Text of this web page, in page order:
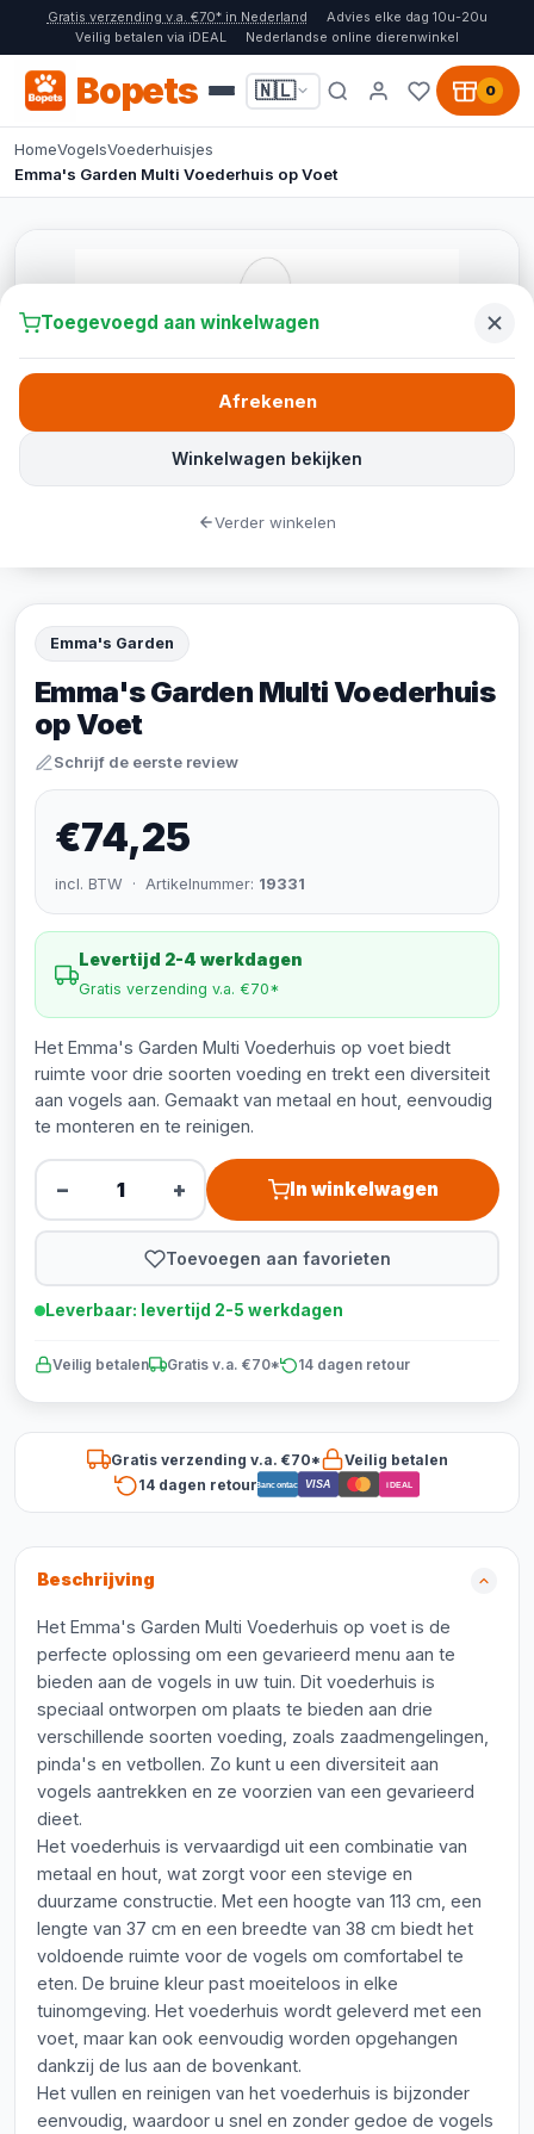
Gratis verzending v.a. €70* in Nederland
Advies elke dag 10u-20u
Veilig betalen via iDEAL
Nederlandse online dierenwinkel
Bopets 🇳🇱 0
HomeVogelsVoederhuisjes
Emma's Garden Multi Voederhuis op Voet
Emma's Garden
Emma's Garden Multi Voederhuis
op Voet
Schrijf de eerste review
€74,25
incl. BTW · Artikelnummer: 19331
Levertijd 2-4 werkdagen
Gratis verzending v.a. €70*
Het Emma's Garden Multi Voederhuis op voet biedt
ruimte voor drie soorten voeding en trekt een diversiteit
aan vogels aan. Gemaakt van metaal en hout, eenvoudig
te monteren en te reinigen.
− + In winkelwagen
Toevoegen aan favorieten
Leverbaar: levertijd 2-5 werkdagen
Veilig betalen Gratis v.a. €70* 14 dagen retour
Gratis verzending v.a. €70*
Veilig betalen
14 dagen retourBancontact VISA iDEAL
Beschrijving
Het Emma's Garden Multi Voederhuis op voet is de
perfecte oplossing om een gevarieerd menu aan te
bieden aan de vogels in uw tuin. Dit voederhuis is
speciaal ontworpen om plaats te bieden aan drie
verschillende soorten voeding, zoals zaadmengelingen,
pinda's en vetbollen. Zo kunt u een diversiteit aan
vogels aantrekken en ze voorzien van een gevarieerd
dieet.
Het voederhuis is vervaardigd uit een combinatie van
metaal en hout, wat zorgt voor een stevige en
duurzame constructie. Met een hoogte van 113 cm, een
lengte van 37 cm en een breedte van 38 cm biedt het
voldoende ruimte voor de vogels om comfortabel te
eten. De bruine kleur past moeiteloos in elke
tuinomgeving. Het voederhuis wordt geleverd met een
voet, maar kan ook eenvoudig worden opgehangen
dankzij de lus aan de bovenkant.
Het vullen en reinigen van het voederhuis is bijzonder
eenvoudig, waardoor u snel en zonder gedoe de vogels
Toegevoegd aan winkelwagen
Winkelwagen bekijken
Afrekenen
Verder winkelen